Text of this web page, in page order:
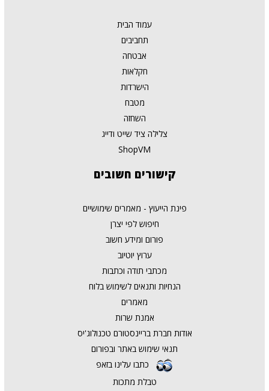
עמוד הבית
תחביבים
אבטחה
חקלאות
הישרדות
מטבח
השחזה
צלילה ציד שייט ודייג
ShopVM
קישורים חשובים
פינת הייעוץ - מאמרים שימושיים
חיפוש לפי יצרן
פורום ומידע חשוב
ערוץ יוטיוב
מכתבי תודה וכתבות
הנחיות ותנאים לשימוש בלוח
מאמרים
אמנת שרות
אודות חברת בריינסטורם טכנולוג'יס
תנאי שימוש באתר ובפורום
כתבו עלינו בזאפ
טבלת מתכות